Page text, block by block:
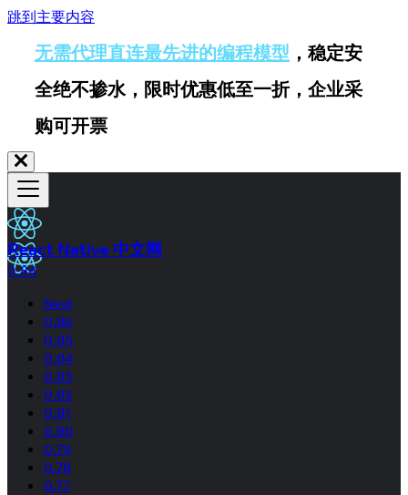
跳到主要内容
无需代理直连最先进的编程模型 ，稳定安
全绝不掺水，限时优惠低至一折，企业采
购可开票
React Native 中文网
0.84
Next
0.86
0.85
0.84
0.83
0.82
0.81
0.80
0.79
0.78
0.77